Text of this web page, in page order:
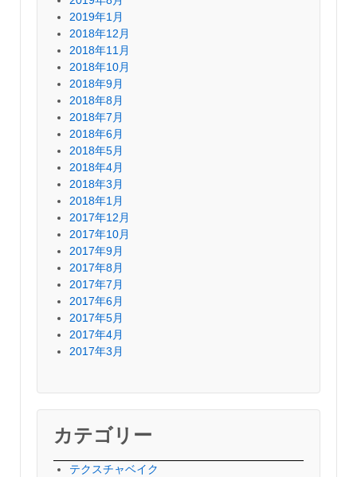
2019年1月
2018年12月
2018年11月
2018年10月
2018年9月
2018年8月
2018年7月
2018年6月
2018年5月
2018年4月
2018年3月
2018年1月
2017年12月
2017年10月
2017年9月
2017年8月
2017年7月
2017年6月
2017年5月
2017年4月
2017年3月
カテゴリー
テクスチャベイク